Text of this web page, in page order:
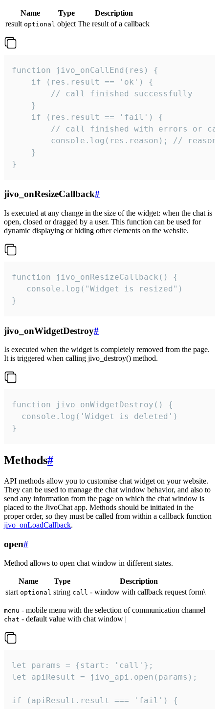
Name Type
Description
result optional object The result of a callback
function jivo_onCallEnd(res) {
    if (res.result == 'ok') {
        // call finished successfully
    }
    if (res.result == 'fail') {
// call finished with errors or
console.log(res.reason); //
    }
}
jivo_onResizeCallback#
Is executed at any change in the size of the widget: when the chat is
open, closed or dragged by a user. This function can be used for
dynamic displaying or hiding other elements on the website.
function jivo_onResizeCallback() {
   console.log("Widget is resized")
}
jivo_onWidgetDestroy#
Is executed when the widget is completely removed from the page.
It is triggered when calling jivo_destroy() method.
function jivo_onWidgetDestroy() {
  console.log('Widget is deleted')
}
Methods#
API methods allow you to customise chat widget on your website.
They can be used to manage the chat window behavior, and also to
send any information from the page on which the chat window is
placed to the JivoChat app. Methods should be initiated in the
proper order, so they must be called from within a callback function
jivo_onLoadCallback.
open#
Method allows to open chat window in different states.
Name Type
Description
start optional string call - window with callback request form\
menu - mobile menu with the selection of communication channel
chat - default value with chat window |
let params = {start: 'call'};
let apiResult = jivo_api.open(params);
if (apiResult.result === 'fail') {